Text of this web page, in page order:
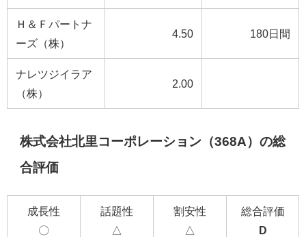
Ｈ＆Ｆパートナ
ーズ（株）
4.50 180日間
ナレツジイラア
（株）
2.00
株式会社北里コーポレーション（368A）の総
合評価
成長性
〇
話題性
△
割安性
△
総合評価
D